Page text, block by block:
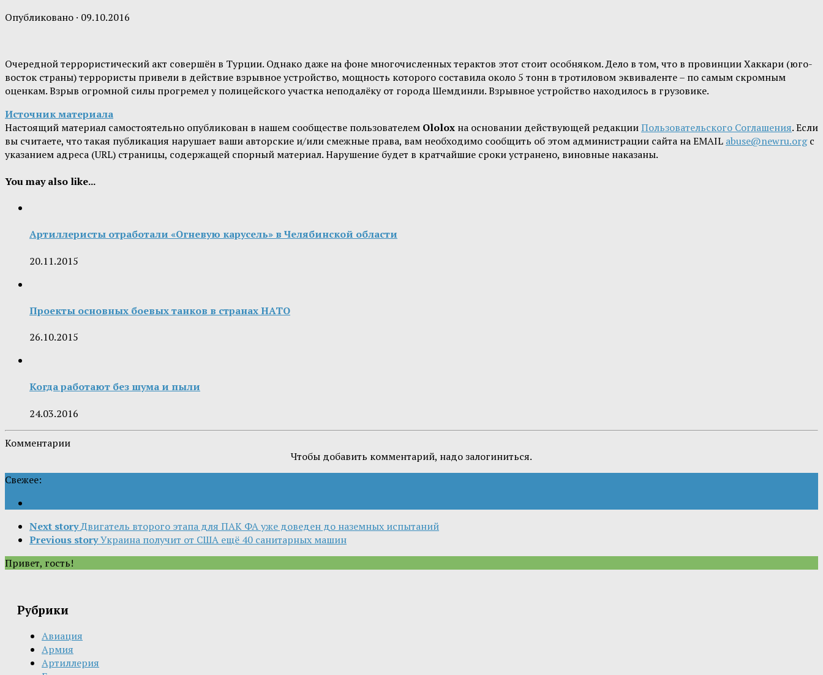
Опубликовано · 09.10.2016
Очередной террористический акт совершён в Турции. Однако даже на фоне многочисленных терактов этот стоит особняком. Дело в том, что в провинции Хаккари (юго-
восток страны) террористы привели в действие взрывное устройство, мощность которого составила около 5 тонн в тротиловом эквиваленте – по самым скромным
оценкам. Взрыв огромной силы прогремел у полицейского участка неподалёку от города Шемдинли. Взрывное устройство находилось в грузовике.
Источник материала
Настоящий материал самостоятельно опубликован в нашем сообществе пользователем Ololox на основании действующей редакцииПользовательского Соглашения. Если
вы считаете, что такая публикация нарушает ваши авторские и/или смежные права, вам необходимо сообщить об этом администрации сайта на EMAIL abuse@newru.orgс
указанием адреса (URL) страницы, содержащей спорный материал. Нарушение будет в кратчайшие сроки устранено, виновные наказаны.
You may also like...
Артиллеристы отработали «Огневую карусель» в Челябинской области
20.11.2015
Проекты основных боевых танков в странах НАТО
26.10.2015
Когда работают без шума и пыли
24.03.2016
Комментарии
Чтобы добавить комментарий, надо залогиниться.
Свежее:
Next storyДвигатель второго этапа для ПАК ФА уже доведен до наземных испытаний
Previous storyУкраина получит от США ещё 40 санитарных машин
Привет, гость!
Рубрики
Авиация
Армия
Артиллерия